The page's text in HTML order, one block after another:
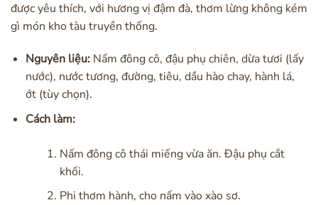
được yêu thích, với hương vị đậm đà, thơm lừng không kém
gì món kho tàu truyền thống.
Nguyên liệu:Nấm đông cô, đậu phụ chiên, dừa tươi (lấy
nước), nước tương, đường, tiêu, dầu hào chay, hành lá,
ớt (tùy chọn).
Cách làm:
Nấm đông cô thái miếng vừa ăn. Đậu phụ cắt
khối.
Phi thơm hành, cho nấm vào xào sơ.